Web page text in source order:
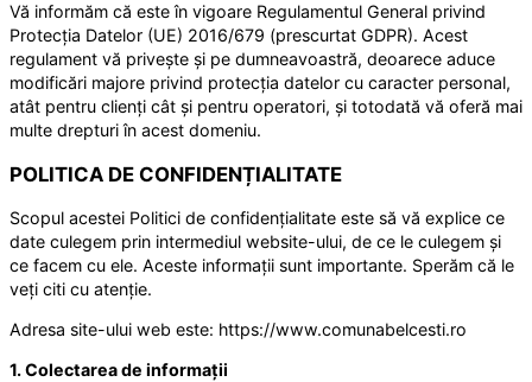
Vă informăm că este în vigoare Regulamentul General privind
Protecția Datelor (UE) 2016/679 (prescurtat GDPR). Acest
regulament vă privește și pe dumneavoastră, deoarece aduce
modificări majore privind protecția datelor cu caracter personal,
atât pentru clienți cât și pentru operatori, și totodată vă oferă mai
multe drepturi în acest domeniu.
POLITICA DE CONFIDENȚIALITATE
Scopul acestei Politici de confidențialitate este să vă explice ce
date culegem prin intermediul website-ului, de ce le culegem și
ce facem cu ele. Aceste informații sunt importante. Sperăm că le
veți citi cu atenție.
Adresa site-ului web este: https://www.comunabelcesti.ro
1. Colectarea de informații